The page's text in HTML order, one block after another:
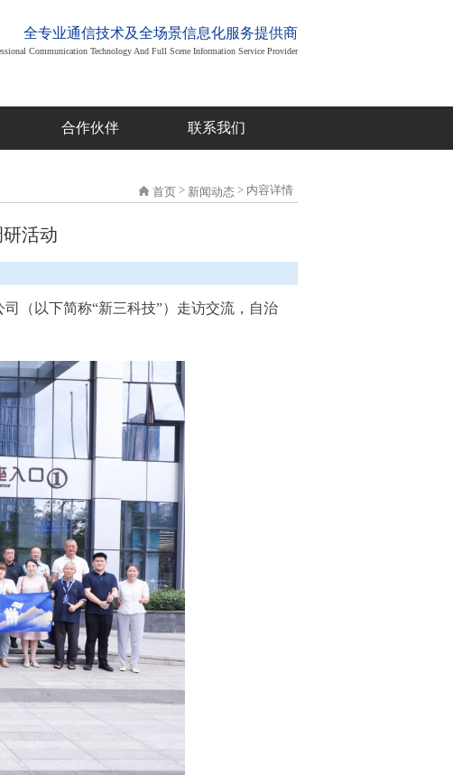
全专业通信技术及全场景信息化服务提供商
Communication Technology And Full Scene Information Service Provider
合作伙伴 联系我们
首页 > 新闻动态 > 内容详情
活动
（以下简称“新三科技”）走访交流，自治